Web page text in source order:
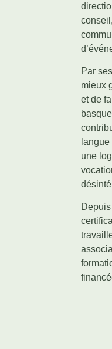
Par
mieux
et de
une